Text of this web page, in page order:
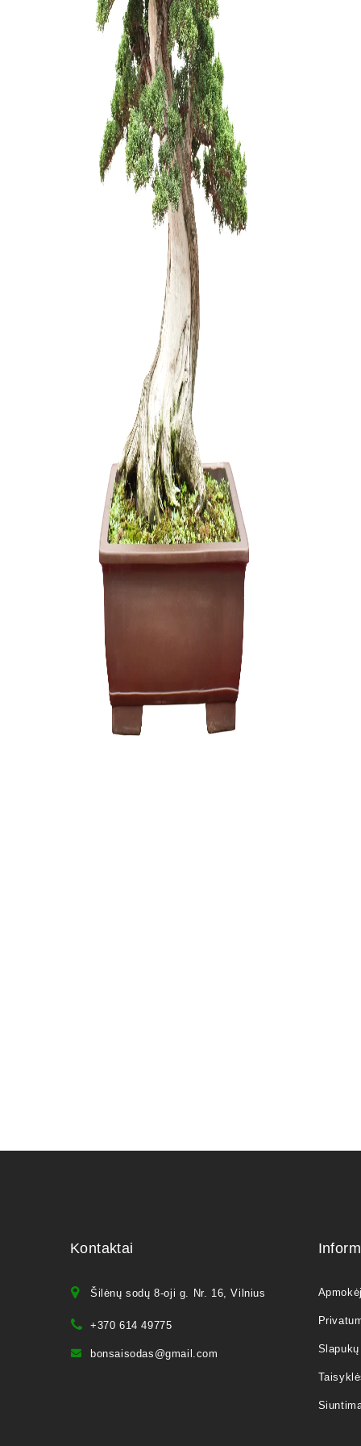
Kontaktai
Šilėnų sodų 8-oji g. Nr. 16, Vilnius
+370 614 49775
bonsaisodas@gmail.com